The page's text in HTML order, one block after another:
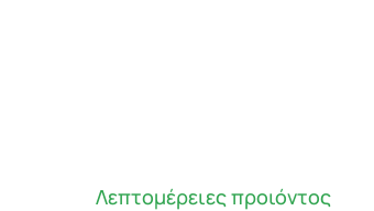
Λεπτομέρειες προιόντος